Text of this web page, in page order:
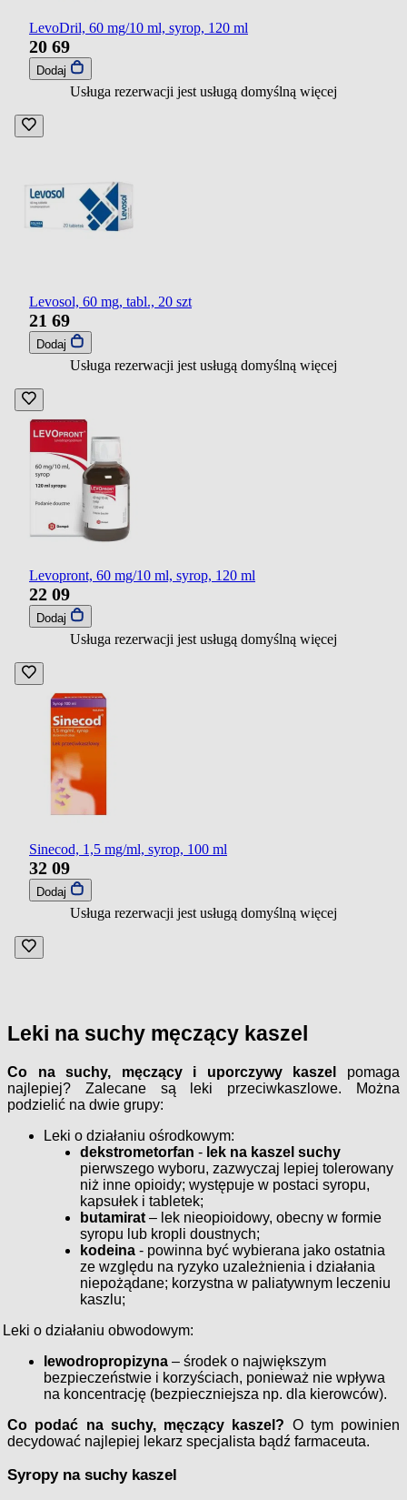
LevoDril, 60 mg/10 ml, syrop, 120 ml
20 69
Dodaj
Usługa rezerwacji jest usługą domyślną więcej
Levosol, 60 mg, tabl., 20 szt
21 69
Dodaj
Usługa rezerwacji jest usługą domyślną więcej
Levopront, 60 mg/10 ml, syrop, 120 ml
22 09
Dodaj
Usługa rezerwacji jest usługą domyślną więcej
Sinecod, 1,5 mg/ml, syrop, 100 ml
32 09
Dodaj
Usługa rezerwacji jest usługą domyślną więcej
Leki na suchy męczący kaszel
Co na suchy, męczący i uporczywy kaszel
pomaga
najlepiej? Zalecane są leki przeciwkaszlowe. Można
podzielić na dwie grupy:
Leki o działaniu ośrodkowym:
dekstrometorfan - lek na kaszel suchy
pierwszego wyboru, zazwyczaj lepiej tolerowany
niż inne opioidy; występuje w postaci syropu,
kapsułek i tabletek;
butamirat – lek nieopioidowy, obecny w formie
syropu lub kropli doustnych;
kodeina - powinna być wybierana jako ostatnia
ze względu na ryzyko uzależnienia i działania
niepożądane; korzystna w paliatywnym leczeniu
kaszlu;
Leki o działaniu obwodowym:
lewodropropizyna – środek o największym
bezpieczeństwie i korzyściach, ponieważ nie wpływa
na koncentrację (bezpieczniejsza np. dla kierowców).
Co podać na suchy, męczący kaszel? O tym powinien
decydować najlepiej lekarz specjalista bądź farmaceuta.
Syropy na suchy kaszel